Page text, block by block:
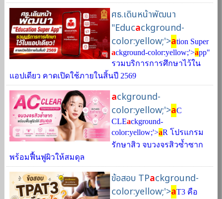
ศธ.เดินหน้าพัฒนา
"Educackground-
color:yellow;'>ation Super
ackground-color:yellow;'>app"
รวมบริการการศึกษาไว้ใน
แอปเดียว คาดเปิดใช้ภายในสิ้นปี 2569
ackground-
color:yellow;'>aC
CLEackground-
color:yellow;'>aR โปรแกรม
รักษาสิว จบวงจรสิวซ้ำซาก
พร้อมฟื้นฟูผิวให้สมดุล
ข้อสอบ TPackground-
color:yellow;'>aT3 คือ